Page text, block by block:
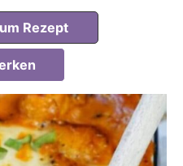
Rezept